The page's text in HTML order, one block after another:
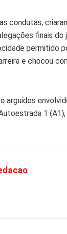
condutas,
finais
permitido
e chocou
arguidos
1